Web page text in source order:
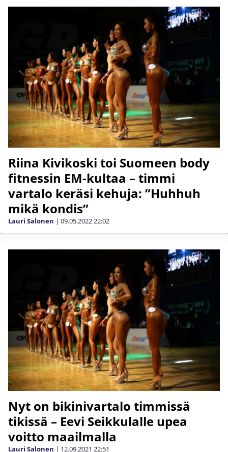
Riina Kivikoski toi Suomeen body
fitnessin EM-kultaa – timmi
vartalo keräsi kehuja: ”Huhhuh
mikä kondis”
Lauri Salonen | 09.05.202222:02
Nyt on bikinivartalo timmissä
tikissä – Eevi Seikkulalle upea
voitto maailmalla
Lauri Salonen | 12.09.2021 22:51